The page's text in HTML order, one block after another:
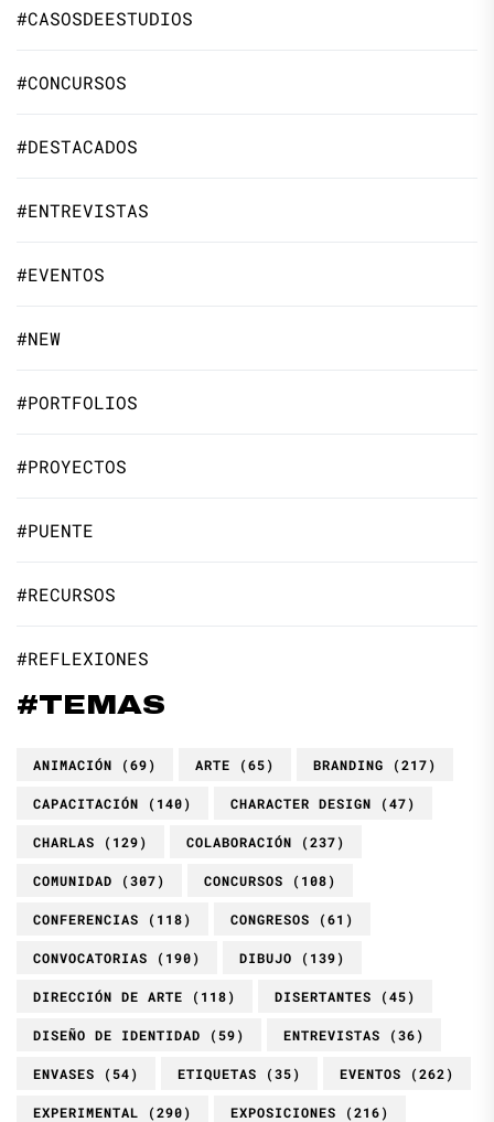
#CASOSDEESTUDIOS
#CONCURSOS
#DESTACADOS
#ENTREVISTAS
#EVENTOS
#NEW
#PORTFOLIOS
#PROYECTOS
#PUENTE
#RECURSOS
#REFLEXIONES
#TEMAS
ANIMACIÓN (69) ARTE (65) BRANDING (217)
CAPACITACIÓN (140) CHARACTER DESIGN (47)
CHARLAS (129) COLABORACIÓN (237)
COMUNIDAD (307) CONCURSOS (108)
CONFERENCIAS (118) CONGRESOS (61)
CONVOCATORIAS (190) DIBUJO (139)
DIRECCIÓN DE ARTE (118) DISERTANTES (45)
DISEÑO DE IDENTIDAD (59) ENTREVISTAS (36)
ENVASES (54) ETIQUETAS (35) EVENTOS (262)
EXPERIMENTAL (290) EXPOSICIONES (216)